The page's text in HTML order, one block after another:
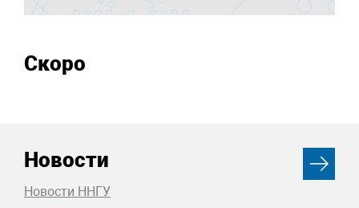
Скоро
Новости
Новости ННГУ